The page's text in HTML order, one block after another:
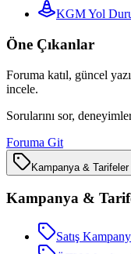
KGM Yol
Öne Çıkanlar
Foruma katıl, güncel
incele.
Sorularını sor,
Foruma Git
Kampanya & Tarifeler
Kampanya &
Satış